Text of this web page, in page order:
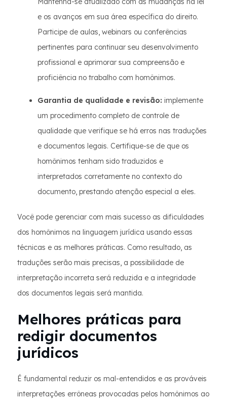
e os avanços em sua área específica do direito.
Participe de aulas, webinars ou conferências
pertinentes para continuar seu desenvolvimento
profissional e aprimorar sua compreensão e
proficiência no trabalho com homônimos.
Garantia de qualidade e revisão: implemente
um procedimento completo de controle de
qualidade que verifique se há erros nas traduções
e documentos legais. Certifique-se de que os
homônimos tenham sido traduzidos e
interpretados corretamente no contexto do
documento, prestando atenção especial a eles.
Você pode gerenciar com mais sucesso as dificuldades
dos homônimos na linguagem jurídica usando essas
técnicas e as melhores práticas. Como resultado, as
traduções serão mais precisas, a possibilidade de
interpretação incorreta será reduzida e a integridade
dos documentos legais será mantida.
Melhores práticas para
redigir documentos
jurídicos
É fundamental reduzir os mal-entendidos e as prováveis
interpretações errôneas provocadas pelos homônimos ao